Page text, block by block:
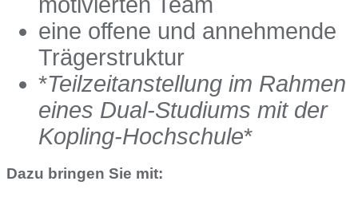
eine offene und annehmende
Trägerstruktur
*Teilzeitanstellung im Rahmen
eines Dual-Studiums mit der
Kopling-Hochschule*
Dazu bringen Sie mit: